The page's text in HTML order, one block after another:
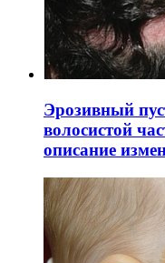
Эрозивный
волосистой
описание